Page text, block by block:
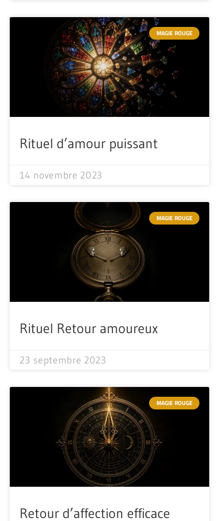
MAGIE ROUGE
Rituel d’amour puissant
14 novembre 2023
MAGIE ROUGE
Rituel Retour amoureux
23 septembre 2023
MAGIE ROUGE
Retour d’affection efficace